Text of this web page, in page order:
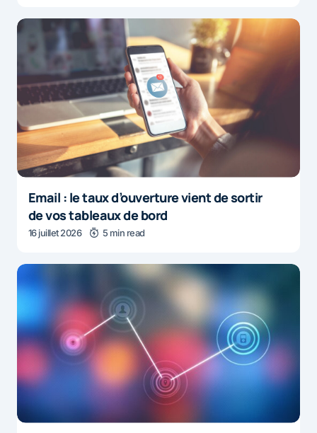
Email : le taux d’ouverture vient de sortir
de vos tableaux de bord
16 juillet 2026 5 min read